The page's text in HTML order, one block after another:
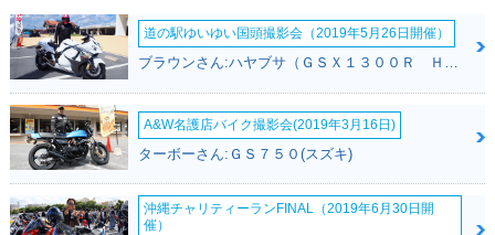
して加わった。2020年には、後継モデルとしてVストローム1050が登場。
車名の「数字」が50だけ増えていたが、Vツインエンジンの排気量は
1,036ccで変わらずだった。
道の駅ゆいゆい国頭撮影会（2019年5月26日開催）
ブラウンさん:ハヤブサ（ＧＳＸ１３００Ｒ Ｈａｙａｂｕｓａ）(スズキ)
A&W名護店バイク撮影会(2019年3月16日)
ターボーさん:ＧＳ７５０(スズキ)
沖縄チャリティーランFINAL（2019年6月30日開
催）